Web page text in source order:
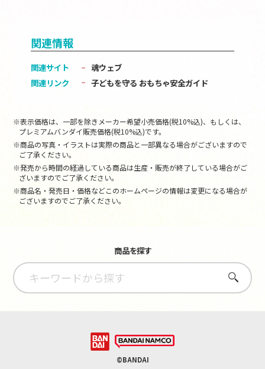
関連情報
関連サイト
魂ウェブ
関連リンク
子どもを守る おもちゃ安全ガイド
※表示価格は、一部を除きメーカー希望小売価格(税10%込)、もしくは、
プレミアムバンダイ販売価格(税10%込)です。
※商品の写真・イラストは実際の商品と一部異なる場合がございますので
ご了承ください。
※発売から時間の経過している商品は生産・販売が終了している場合がご
ざいますのでご了承ください。
※商品名・発売日・価格などこのホームページの情報は変更になる場合が
ございますのでご了承ください。
商品を探す
さがす
©BANDAI